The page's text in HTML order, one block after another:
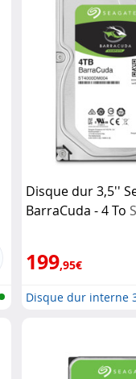
Disque dur 3,5''
BarraCuda - 4 To
199,95€
Disque dur interne